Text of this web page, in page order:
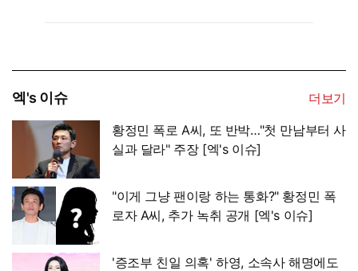
엑's 이슈
더보기
황정민 폭로 A씨, 또 반박…"첫 만남부터 사
실과 달라" 주장 [엑's 이슈]
"이게 그냥 팬이랑 하는 통화?" 황정민 폭
로자 A씨, 추가 녹취 공개 [엑's 이슈]
'증조부 친일 의혹' 하영, 소속사 해명에도